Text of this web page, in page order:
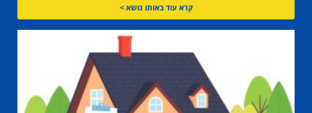
קרא עוד באותו נושא >